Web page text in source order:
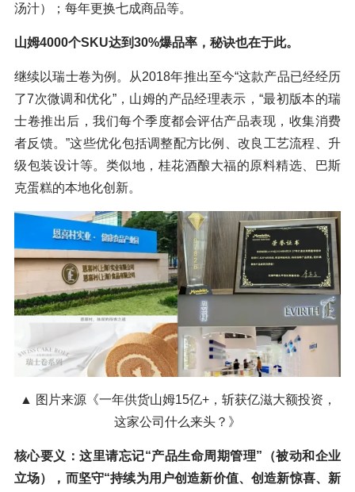
汤汁）；每年更换七成商品等。
山姆4000个SKU达到30%爆品率，秘诀也在于此。
继续以瑞士卷为例。从2018年推出至今“这款产品已经经历
了7次微调和优化”，山姆的产品经理表示，“最初版本的瑞
士卷推出后，我们每个季度都会评估产品表现，收集消费
者反馈。”这些优化包括调整配方比例、改良工艺流程、升
级包装设计等。类似地，桂花酒酿大福的原料精选、巴斯
克蛋糕的本地化创新。
▲ 图片来源《一年供货山姆15亿+，斩获亿滋大额投资，
这家公司什么来头？》
核心要义：这里请忘记“产品生命周期管理”（被动和企业
立场），而坚守“持续为用户创造新价值、创造新惊喜、新